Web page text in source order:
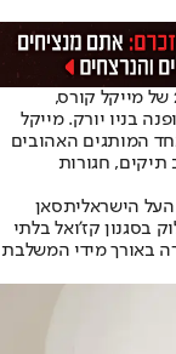
אתמול בערב (שלישי) נחשפה קולקציית סתיו 2024 של מייקל קורס,
בניו יורק. מייקל
54, ידוע בתור אחד המותגים האהובים
תיקים, חגורות
הישראליתסאן
בסגנון קז'ואל בלתי
באורך מידי המשלבת